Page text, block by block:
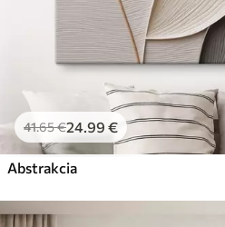
41.65€24.99 €
Abstrakcia